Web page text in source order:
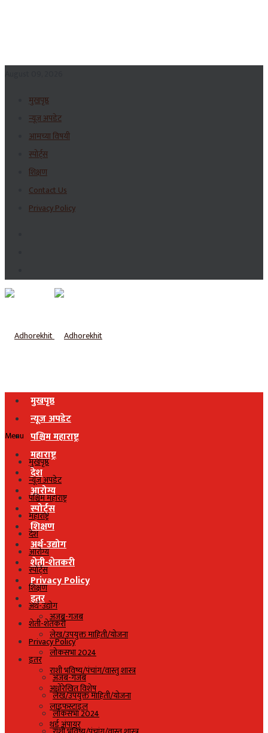
मुखपृष्ठ
न्यूज अपडेट
आमच्या विषयी
स्पोर्ट्स
शिक्षण
Contact Us
Privacy Policy
मुखपृष्ठ
न्यूज अपडेट
पश्चिम महाराष्ट्र
महाराष्ट्र
देश
आरोग्य
स्पोर्ट्स
शिक्षण
अर्थ-उद्योग
शेती-शेतकरी
Privacy Policy
इतर
अजब-गजब
लेख/उपयुक्त माहिती/योजना
लोकसभा 2024
राशी भविष्य/पंचांग/वास्तु शास्त्र
अधोरेखित विशेष
लाइफस्टाइल
थर्ड अंपायर
Menu
मुखपृष्ठ
न्यूज अपडेट
पश्चिम महाराष्ट्र
महाराष्ट्र
देश
आरोग्य
स्पोर्ट्स
शिक्षण
अर्थ-उद्योग
शेती-शेतकरी
Privacy Policy
इतर
अजब-गजब
लेख/उपयुक्त माहिती/योजना
लोकसभा 2024